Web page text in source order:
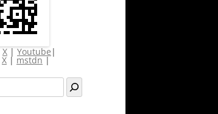
X | Youtube |
X| mstdn|